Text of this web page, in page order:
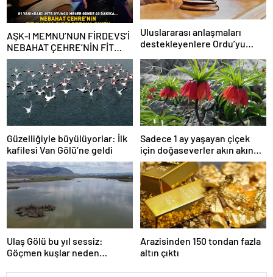
AŞK-I MEMNU’NUN FİRDEVS’İ
NEBAHAT ÇEHRE’NİN FİT
KALMA SIRRI! 81 yaşındaki
ünlü oyuncu meğer günde 40
dakika…
Uluslararası anlaşmaları
destekleyenlere Ordu’yu
Güzelliğiyle büyülüyorlar: İlk
kafilesi Van Gölü’ne geldi
Sadece 1 ay yaşayan çiçek
için doğaseverler akın akın
geliyor!
Ulaş Gölü bu yıl sessiz:
Göçmen kuşlar neden
Arazisinden 150 tondan fazla
altın çıktı